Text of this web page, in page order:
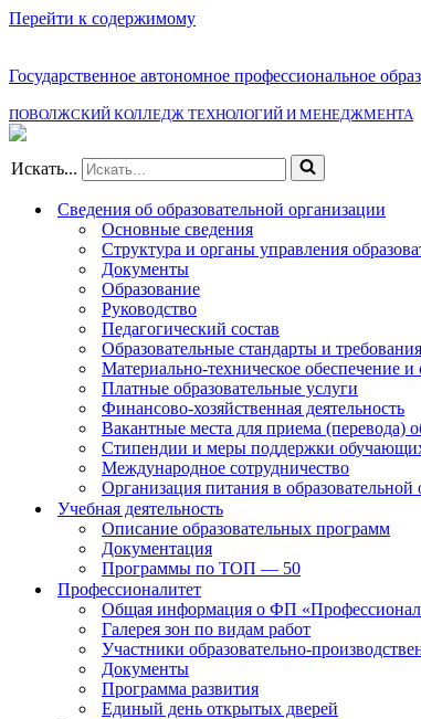
Перейти к содержимому
Государственное автономное профессиональное
ПОВОЛЖСКИЙ КОЛЛЕДЖ ТЕХНОЛОГИЙ И МЕНЕДЖМЕНТА
Искать...
Сведения об образовательной организации
Основные сведения
Структура и органы управления
Документы
Образование
Руководство
Педагогический состав
Образовательные стандарты и требования
Материально-техническое обеспечение
Платные образовательные услуги
Финансово-хозяйственная деятельность
Вакантные места для приема (перевода)
Стипендии и меры поддержки
Международное сотрудничество
Организация питания в образовательной
Учебная деятельность
Описание образовательных программ
Документация
Программы по ТОП — 50
Профессионалитет
Общая информация о ФП
Галерея зон по видам работ
Участники образовательно-
Документы
Программа развития
Единый день открытых дверей